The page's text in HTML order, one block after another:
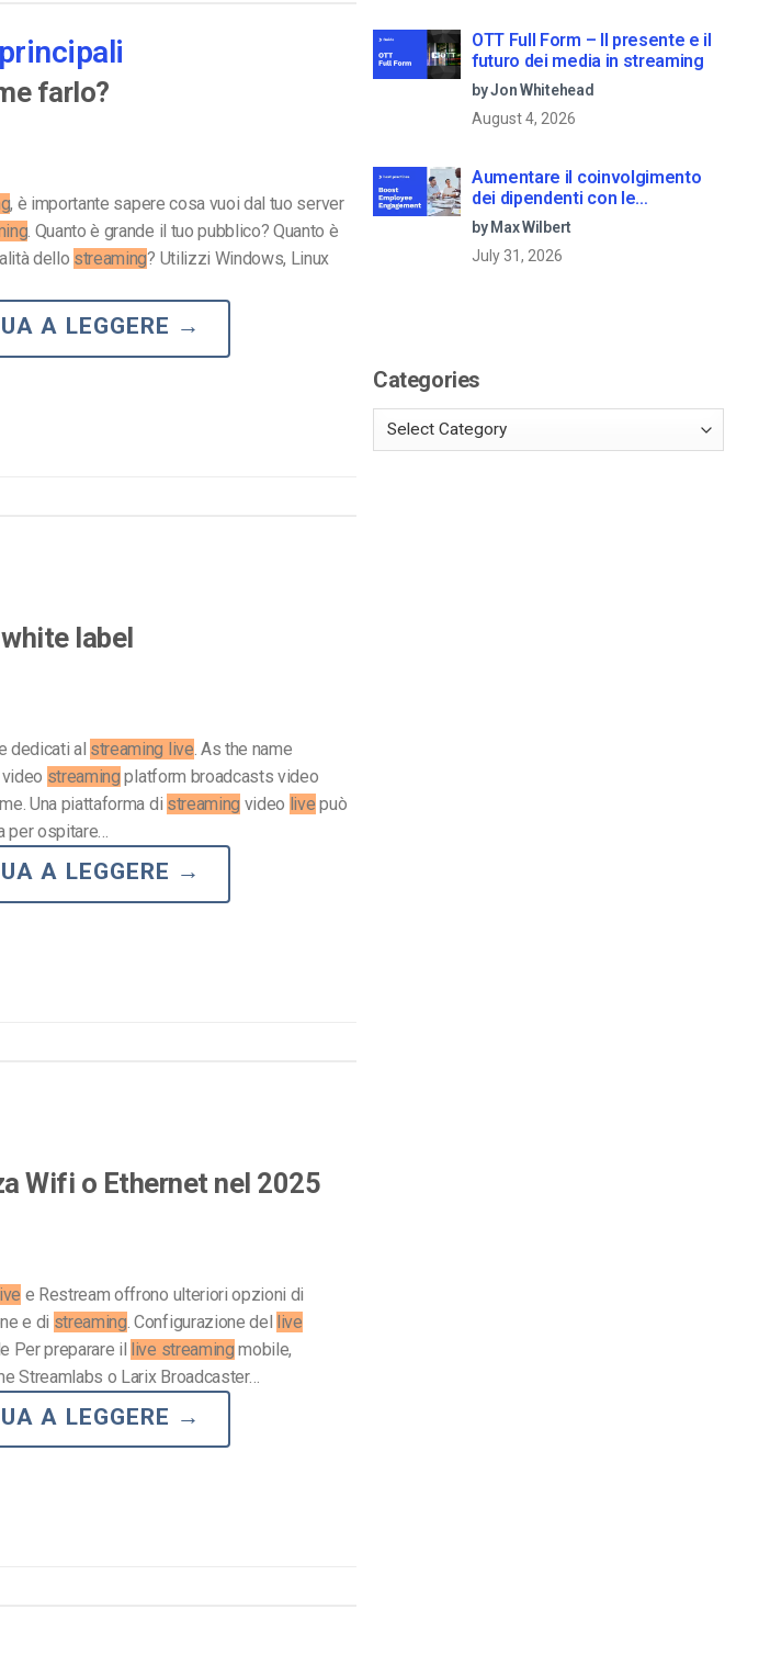
farlo?
, è importante sapere cosa vuoi dal tuo server
. Quanto è grande il tuo pubblico? Quanto è
dello streaming? Utilizzi Windows, Linux
A LEGGERE →
label
dedicati al streaming live. As the name
video streaming platform broadcasts video
Una piattaforma di streaming video live può
per ospitare…
A LEGGERE →
Wifi o Ethernet nel 2025
e Restream offrono ulteriori opzioni di
e di streaming . Configurazione del live
Per preparare il live streaming mobile,
Streamlabs o Larix Broadcaster…
A LEGGERE →
OTT Full Form – Il presente e il
futuro dei media in streaming
by Jon Whitehead
August 4, 2026
Aumentare il coinvolgimento
dei dipendenti con le
comunicazioni aziendali in live
streaming
by Max Wilbert
July 31, 2026
Categories